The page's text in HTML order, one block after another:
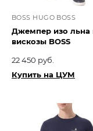
BOSS HUGO BOSS
Джемпер изо льна
вискозы BOSS
22 450 руб.
Купить на ЦУМ